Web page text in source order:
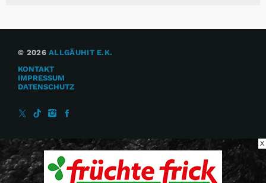
© 2026ALLGÄUHIT E.K.
KONTAKT
IMPRESSUM
DATENSCHUTZ
X